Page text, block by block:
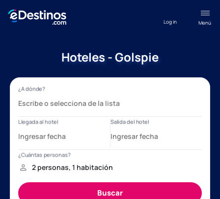
Menú
Log in
Hoteles - Golspie